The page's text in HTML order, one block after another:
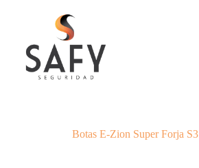
Botas E-Zion Super Forja S3